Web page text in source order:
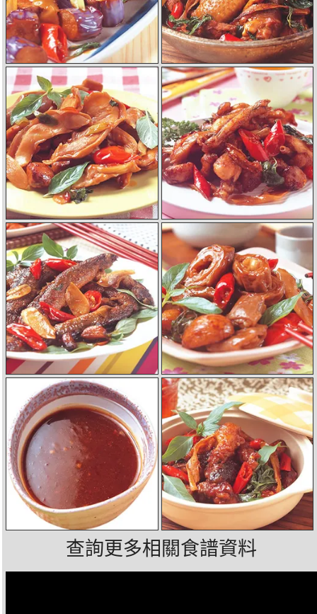
查詢更多相關食譜資料